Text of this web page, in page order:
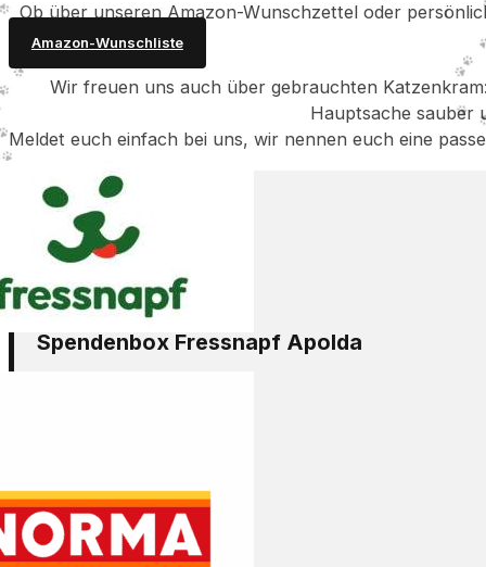
Ob über unseren Amazon-Wunschzettel oder
Amazon-Wunschliste
Wir freuen uns auch über gebrauchten
Hauptsache sauber
Meldet euch einfach bei uns, wir nennen euch eine
Spendenbox Fressnapf Apolda